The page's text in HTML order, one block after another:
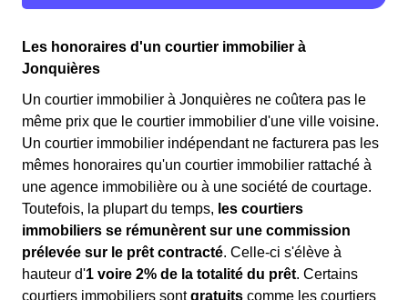
Les honoraires d'un courtier immobilier à
Jonquières
Un courtier immobilier à Jonquières ne coûtera pas le
même prix que le courtier immobilier d'une ville voisine.
Un courtier immobilier indépendant ne facturera pas les
mêmes honoraires qu'un courtier immobilier rattaché à
une agence immobilière ou à une société de courtage.
Toutefois, la plupart du temps, les courtiers
immobiliers se rémunèrent sur une commission
prélevée sur le prêt contracté. Celle-ci s'élève à
hauteur d'1 voire 2% de la totalité du prêt. Certains
courtiers immobiliers sontgratuits comme les courtiers